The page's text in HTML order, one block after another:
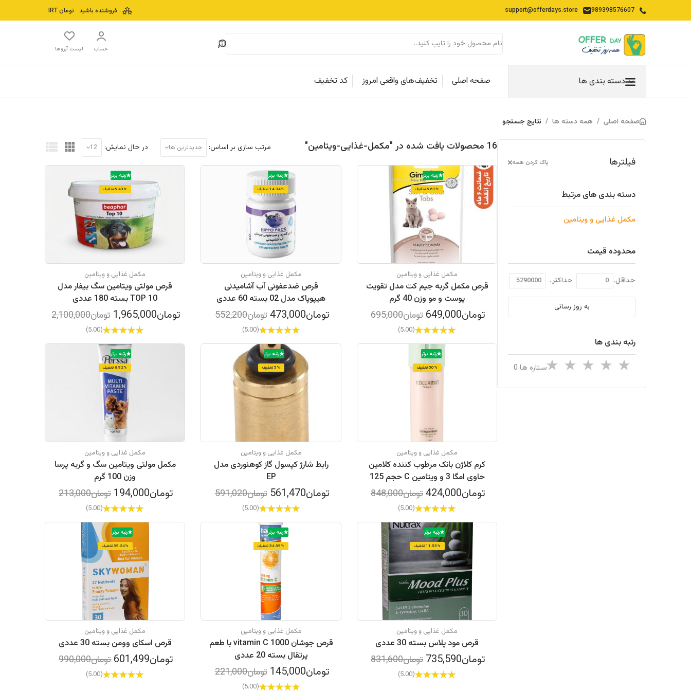
989398576607
support@offerdays.store فروشنده باشید تومان
حساب لیست آرزوها
دسته بندی ها صفحه اصلی تخفیف‌های واقعی امروز کد تخفیف
صفحه اصلی / همه دسته ها / نتایج جستجو
فیلترها پاک کردن همه
دسته بندی های مرتبط
مکمل غذایی و ویتامین
محدوده قیمت
حداقل. حداکثر.
به روز رسانی
رتبه بندی ها
ستاره ها
16 محصولات یافت شده در "مکمل-غذایی-ویتامین" مرتب سازی بر اساس: جدیدترین ها در حال نمایش: 12
رتبه برتر
6.62% تخفیف
مکمل غذایی و ویتامین
قرص مکمل گربه جیم کت مدل تقویت
پوست و مو وزن 40 گرم
تومان649,000 تومان695,000
(5.00)
رتبه برتر
14.34% تخفیف
مکمل غذایی و ویتامین
قرص ضدعفونی آب آشامیدنی
هیپوپاک مدل 02 بسته 60 عددی
تومان473,000 تومان552,200
(5.00)
رتبه برتر
6.43% تخفیف
مکمل غذایی و ویتامین
قرص مولتی ویتامین سگ بیفار مدل
TOP 10 بسته 180 عددی
تومان1,965,000 تومان2,100,000
(5.00)
رتبه برتر
50% تخفیف
مکمل غذایی و ویتامین
کرم کلاژن بانک مرطوب کننده کلامین
حاوی امگا 3 و ویتامین C حجم 125
میلی لیتر
تومان424,000 تومان848,000
(5.00)
رتبه برتر
5% تخفیف
مکمل غذایی و ویتامین
رابط شارژ کپسول گاز کوهنوردی مدل
EP
تومان561,470 تومان591,020
(5.00)
رتبه برتر
8.92% تخفیف
مکمل غذایی و ویتامین
مکمل مولتی ویتامین سگ و گربه پرسا
وزن 100 گرم
تومان194,000 تومان213,000
(5.00)
رتبه برتر
11.55% تخفیف
مکمل غذایی و ویتامین
قرص مود پلاس بسته 30 عددی
تومان735,590 تومان831,600
(5.00)
رتبه برتر
34.39% تخفیف
مکمل غذایی و ویتامین
قرص جوشان vitamin C 1000 با طعم
پرتقال بسته 20 عددی
تومان145,000 تومان221,000
(5.00)
رتبه برتر
39.24% تخفیف
مکمل غذایی و ویتامین
قرص اسکای وومن بسته 30 عددی
تومان601,499 تومان990,000
(5.00)